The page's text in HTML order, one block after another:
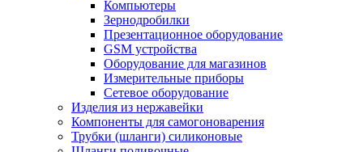
Компьютеры
Зернодробилки
Презентационное оборудование
GSM устройства
Оборудование для магазинов
Измерительные приборы
Сетевое оборудование
Изделия из нержавейки
Компоненты для самогоноварения
Трубки (шланги) силиконовые